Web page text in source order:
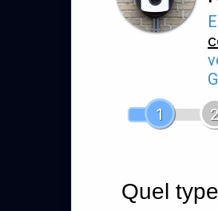
1
2
Quel